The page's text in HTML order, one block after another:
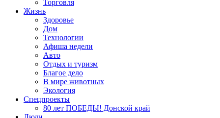
Торговля
Жизнь
Здоровье
Дом
Технологии
Афиша недели
Авто
Отдых и туризм
Благое дело
В мире животных
Экология
Спецпроекты
80 лет ПОБЕДЫ! Донской край